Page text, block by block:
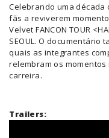
Celebrando uma década
fãs a reviverem
Velvet FANCON TOUR
SEOUL. O documentário
quais as integrantes
relembram os
carreira.
Trailers: